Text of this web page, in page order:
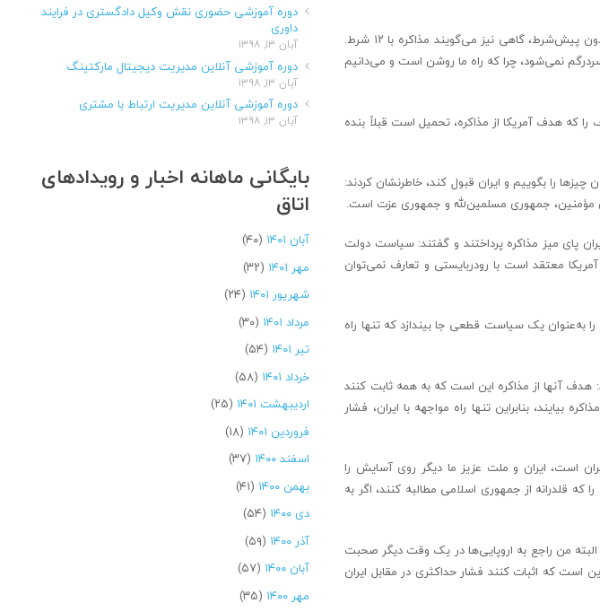
رهبر انقلاب اسلامی با اشاره به مواضع متفاوت مقام‌های آمریکایی در خصوص مذاکره افزودند: گاهی می‌گویند مذاکره بدون پیش‌شرط، گاهی نیز می‌گویند مذاکره با ۱۲ شرط.
نمی‌شود، چرا که راه ما روشن است و می‌دانیم
را که هدف آمریکا از مذاکره، تحمیل است قبلاً بنده
را بگوییم و ایران قبول کند، خاطرنشان کردند:
مؤمنین، جمهوری مسلمین‌لله و جمهوری عزت است.
پای میز مذاکره پرداختند و گفتند: سیاست دولت
معتقد است با رودربایستی و تعارف نمی‌توان
را به‌عنوان یک سیاست قطعی جا بیندازد که تنها راه
هدف آنها از مذاکره این است که به همه ثابت کنند
بنابراین تنها راه مواجهه با ایران، فشار
است، ایران و ملت عزیز ما دیگر روی آسایش را
قلدرانه از جمهوری اسلامی مطالبه کنند، اگر به
البته من راجع به اروپایی‌ها در یک وقت دیگر صحبت
است که اثبات کنند فشار حداکثری در مقابل ایران
دوره آموزشی حضوری نقش وکیل دادگستری در فرایند
داوری
آبان ۱۳, ۱۳۹۸
دوره آموزشی آنلاین مدیریت دیجیتال مارکتینگ
آبان ۱۳, ۱۳۹۸
دوره آموزشی آنلاین مدیریت ارتباط با مشتری
آبان ۱۳, ۱۳۹۸
بایگانی ماهانه اخبار و رویدادهای
اتاق
آبان ۱۴۰۱
(۴۰)
مهر ۱۴۰۱
(۳۲)
شهریور ۱۴۰۱
(۲۴)
مرداد ۱۴۰۱
(۳۰)
تیر ۱۴۰۱
(۵۴)
خرداد ۱۴۰۱
(۵۸)
اردیبهشت ۱۴۰۱
(۲۵)
فروردین ۱۴۰۱
(۱۸)
اسفند ۱۴۰۰
(۳۷)
بهمن ۱۴۰۰
(۴۱)
دی ۱۴۰۰
(۵۴)
آذر ۱۴۰۰
(۵۹)
آبان ۱۴۰۰
(۵۷)
مهر ۱۴۰۰
(۳۵)